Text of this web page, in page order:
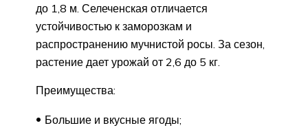
до 1,8 м. Селеченская отличается
устойчивостью к заморозкам и
распространению мучнистой росы. За сезон,
растение дает урожай от 2,6 до 5 кг.
Преимущества:
Большие и вкусные ягоды;